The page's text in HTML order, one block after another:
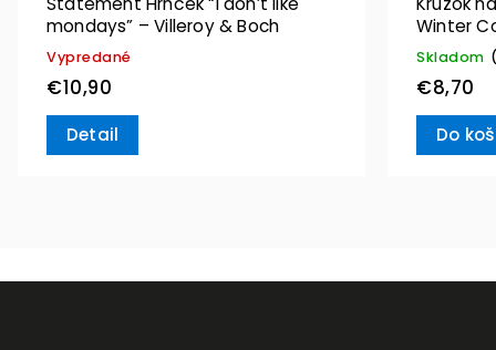
mondays” – Villeroy & Boch
Vypredané
€10,90
Detail
Winter
Villeroy
Skladom
€8,70
Do